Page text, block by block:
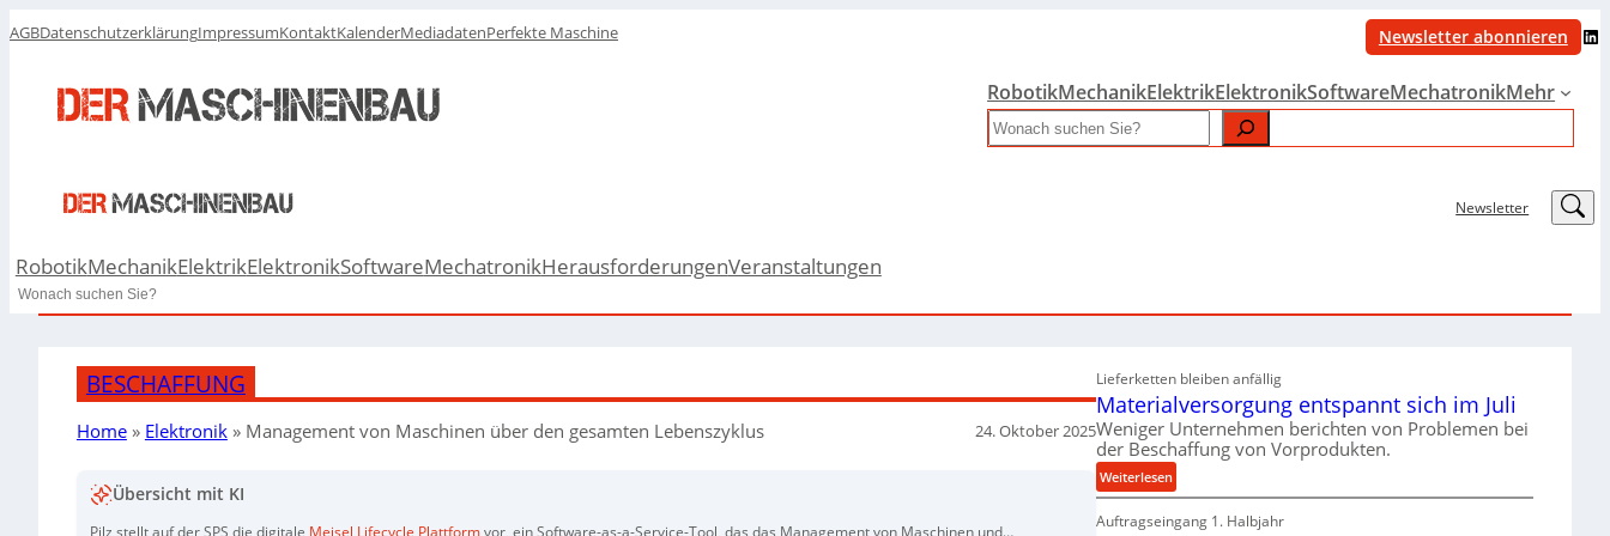
AGBDatenschutzerklärungImpressumKontaktKalenderMediadatenPerfekte Maschine Newsletter abonnieren LinkedIn
RobotikMechanikElektrikElektronikSoftwareMechatronikMehr
Search
Newsletter LinkedIn
RobotikMechanikElektrikElektronikSoftwareMechatronikHerausforderungenVeranstaltungen
Search
BESCHAFFUNG
Home» Elektronik» Management von Maschinen über den gesamten Lebenszyklus 24. Oktober 2025
Übersicht mit KI
Pilz stellt auf der SPS die digitale Meisel Lifecycle Plattformvor, ein Software-as-a-Service-Tool, das das Management von Maschinen und
Lieferketten bleiben anfällig
Materialversorgung entspannt sich im Juli
Weniger Unternehmen berichten von Problemen bei
der Beschaffung von Vorprodukten.
Weiterlesen:
M
a
Auftragseingang 1. Halbjahr